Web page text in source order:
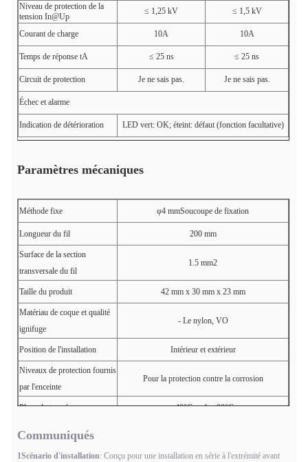
Niveau de protection de la
tension In@Up
≤ 1,25 kV ≤ 1,5 kV
Courant de charge 10A 10A
Temps de réponse tA ≤ 25 ns ≤ 25 ns
Circuit de protection Je ne sais pas. Je ne sais pas.
Échec et alarme
Indication de détérioration LED vert: OK; éteint: défaut (fonction facultative)
Paramètres mécaniques
Méthode fixe φ4 mmSoucoupe de fixation
Longueur du fil 200 mm
Surface de la section
transversale du fil
1.5 mm2
Taille du produit 42 mm x 30 mm x 23 mm
Matériau de coque et qualité
ignifuge
- Le nylon, VO
Position de l'installation Intérieur et extérieur
Niveaux de protection fournis
par l'enceinte
Pour la protection contre la corrosion
Plage de température -40°C... plus 80°C
Plage d'humidité
Communiqués
1Scénario d'installation: Conçu pour une installation en série à l'extrémité avant